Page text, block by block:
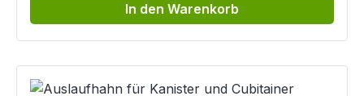
In den Warenkorb